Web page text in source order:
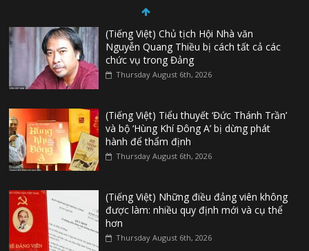
(Tiếng Việt) Chủ tịch Hội Nhà văn
Nguyễn Quang Thiều bị cách tất cả các
chức vụ trong Đảng
Thursday August 6th, 2026
(Tiếng Việt) Tiểu thuyết ‘Đức Thánh Trần’
và bộ ‘Hùng Khí Đông A’ bị dừng phát
hành để thẩm định
Thursday August 6th, 2026
(Tiếng Việt) Những điều đảng viên không
được làm: nhiều quy định mới và cụ thể
hơn
Thursday August 6th, 2026